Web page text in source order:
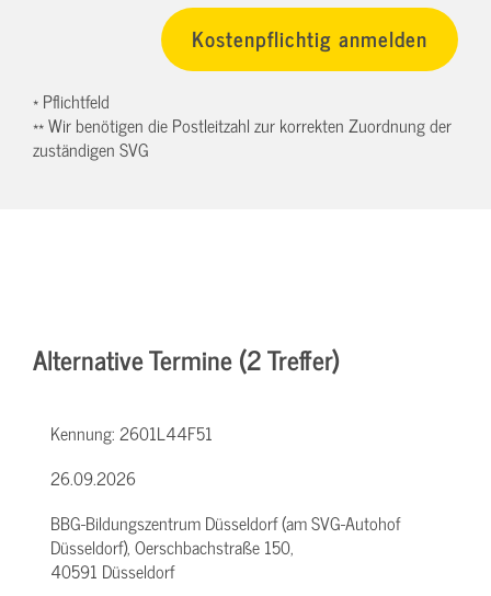
* Pflichtfeld
** Wir benötigen die Postleitzahl zur korrekten Zuordnung der
zuständigen SVG
Alternative Termine (2 Treffer)
Kennung:2601L44F51
26.09.2026
BBG-Bildungszentrum Düsseldorf (am SVG-Autohof
Düsseldorf), Oerschbachstraße 150,
40591 Düsseldorf